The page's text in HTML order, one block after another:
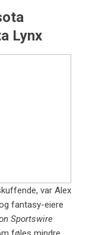
Lynx
var Alex
fantasy-eiere
Sportswire